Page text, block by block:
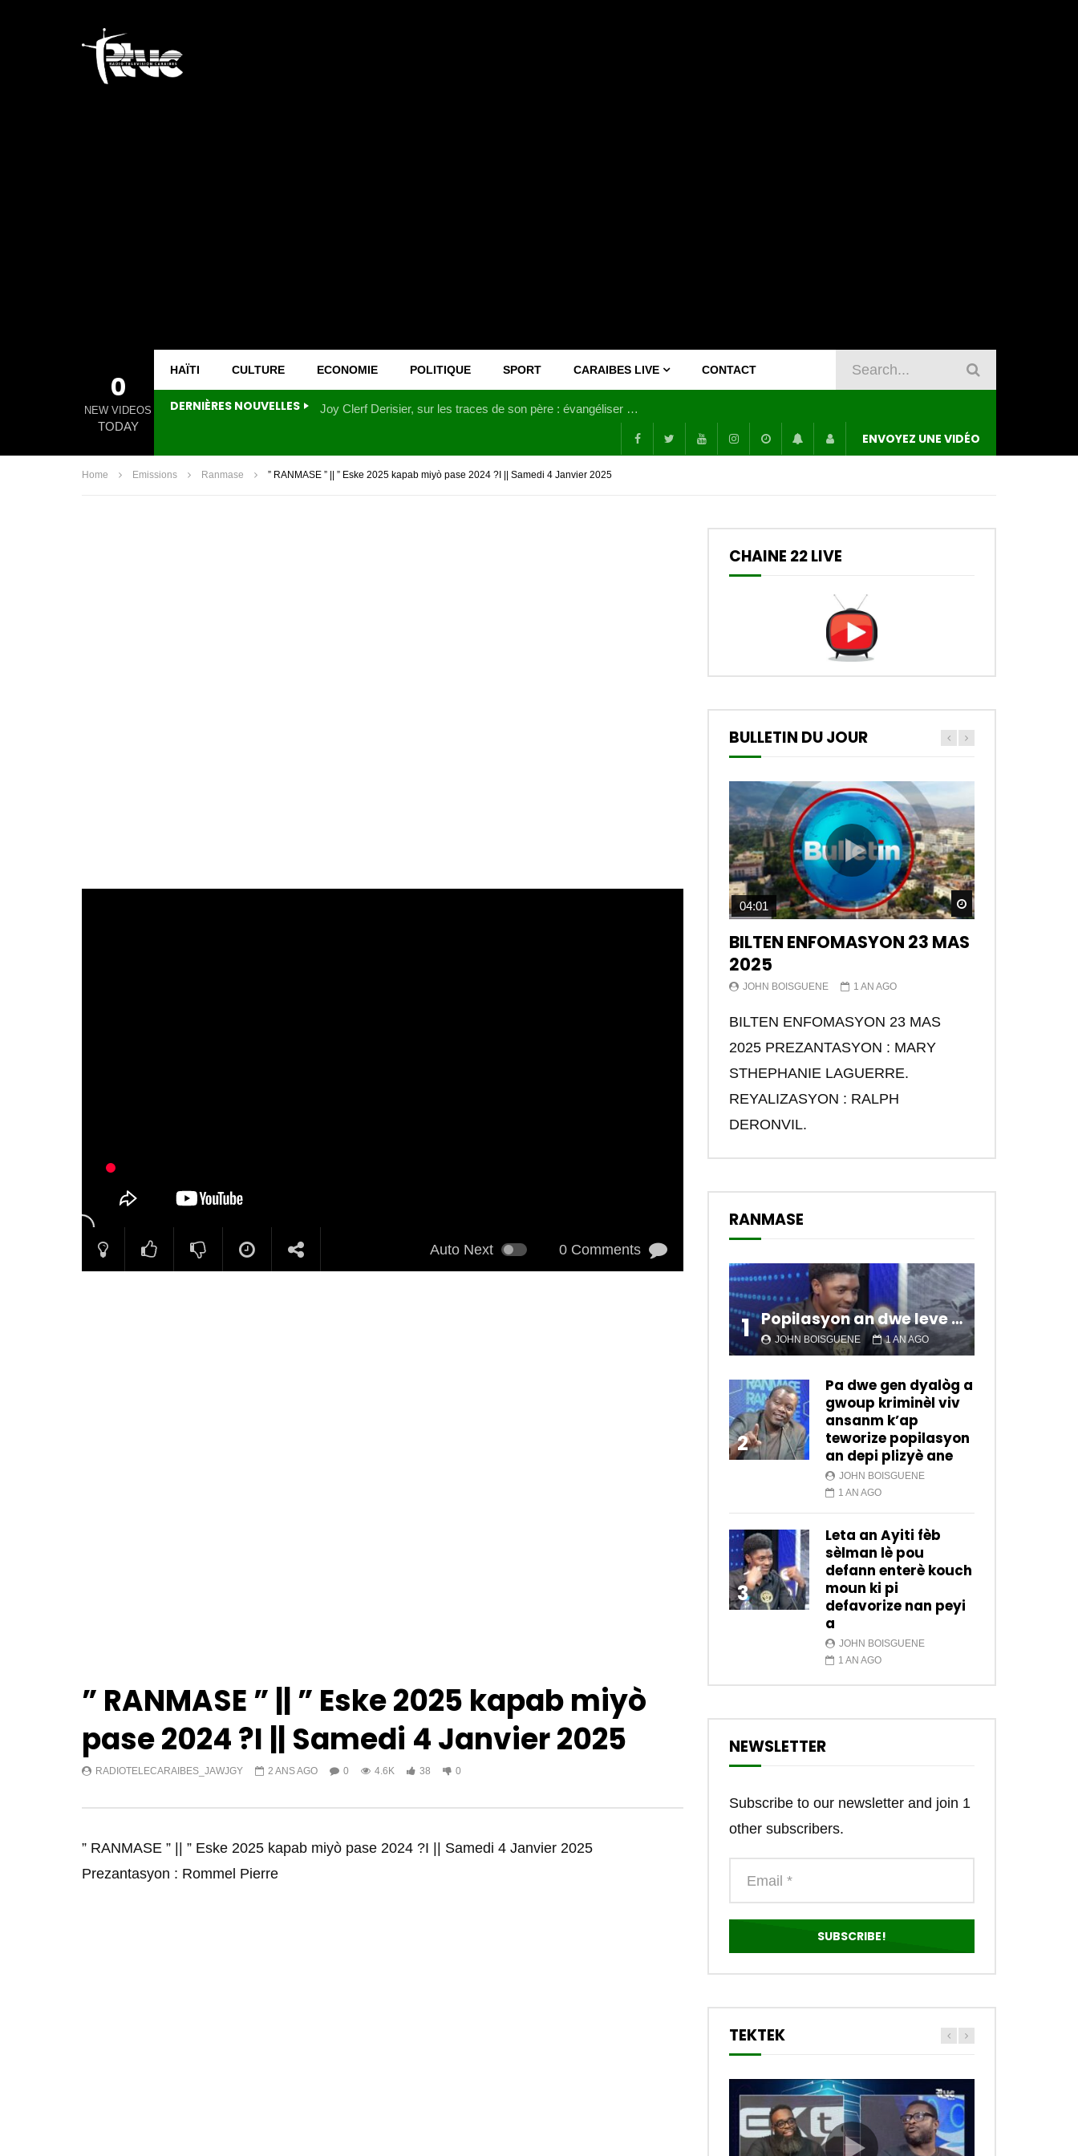
0
NEW VIDEOS
TODAY
HAÏTI CULTURE ECONOMIE POLITIQUE SPORT CARAIBES LIVE CONTACT
DERNIÈRES NOUVELLES Joy Clerf Derisier, sur les traces de son père : évangéliser par la musique
ENVOYEZ UNE VIDÉO
Home Emissions Ranmase ” RANMASE ” || ” Eske 2025 kapab miyò pase 2024 ?I || Samedi 4 Janvier 2025
Auto Next 0 Comments
” RANMASE ” || ” Eske 2025 kapab miyò
pase 2024 ?I || Samedi 4 Janvier 2025
RADIOTELECARAIBES_JAWJGY 2 ANS AGO 0 4.6K 38 0
” RANMASE ” || ” Eske 2025 kapab miyò pase 2024 ?I || Samedi 4 Janvier 2025
Prezantasyon : Rommel Pierre
CHAINE 22 LIVE
BULLETIN DU JOUR
Watch Later
04:01
BILTEN ENFOMASYON 23 MAS
2025
JOHN BOISGUENE 1 AN AGO
BILTEN ENFOMASYON 23 MAS
2025 PREZANTASYON : MARY
STHEPHANIE LAGUERRE.
REYALIZASYON : RALPH
DERONVIL.
RANMASE
1 Popilasyon an dwe leve kanpe pou chanje sitiyasyon kawotik l’ap viv nan peyi a.
JOHN BOISGUENE 1 AN AGO
2
Pa dwe gen dyalòg a
gwoup kriminèl viv
ansanm k’ap
teworize popilasyon
an depi plizyè ane
JOHN BOISGUENE
1 AN AGO
3
Leta an Ayiti fèb
sèlman lè pou
defann enterè kouch
moun ki pi
defavorize nan peyi
a
JOHN BOISGUENE
1 AN AGO
NEWSLETTER
Subscribe to our newsletter and join 1
other subscribers.
TEKTEK